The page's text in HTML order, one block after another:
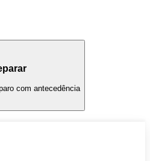
com antecedência